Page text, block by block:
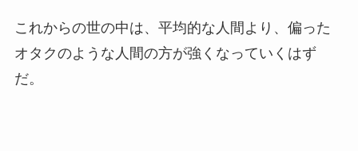
これからの世の中は、平均的な人間より、偏った
オタクのような人間の方が強くなっていくはず
だ。